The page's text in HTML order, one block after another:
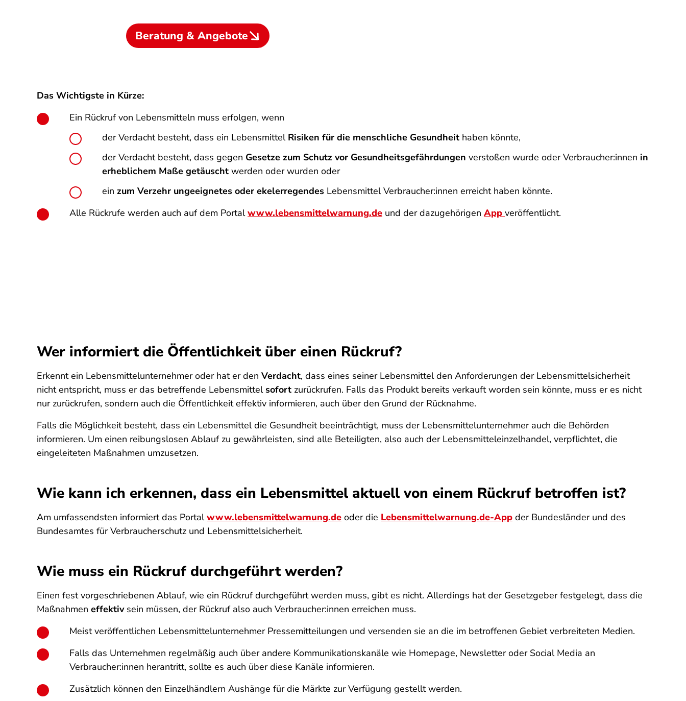
Beratung & Angebote
Das Wichtigste in Kürze:
Ein Rückruf von Lebensmitteln muss erfolgen, wenn
der Verdacht besteht, dass ein Lebensmittel Risiken für die menschliche Gesundheit haben könnte,
der Verdacht besteht, dass gegen Gesetze zum Schutz vor Gesundheitsgefährdungen verstoßen wurde oder Verbraucher:innen in
erheblichem Maße getäuscht werden oder wurden oder
ein zum Verzehr ungeeignetes oder ekelerregendes Lebensmittel Verbraucher:innen erreicht haben könnte.
Alle Rückrufe werden auch auf dem Portalwww.lebensmittelwarnung.de und der dazugehörigen App veröffentlicht.
Wer informiert die Öffentlichkeit über einen Rückruf?
Erkennt ein Lebensmittelunternehmer oder hat er den Verdacht, dass eines seiner Lebensmittel den Anforderungen der Lebensmittelsicherheit
nicht entspricht, muss er das betreffende Lebensmittel sofort zurückrufen. Falls das Produkt bereits verkauft worden sein könnte, muss er es nicht
nur zurückrufen, sondern auch die Öffentlichkeit effektiv informieren, auch über den Grund der Rücknahme.
Falls die Möglichkeit besteht, dass ein Lebensmittel die Gesundheit beeinträchtigt, muss der Lebensmittelunternehmer auch die Behörden
informieren. Um einen reibungslosen Ablauf zu gewährleisten, sind alle Beteiligten, also auch der Lebensmitteleinzelhandel, verpflichtet, die
eingeleiteten Maßnahmen umzusetzen.
Wie kann ich erkennen, dass ein Lebensmittel aktuell von einem Rückruf betroffen ist?
Am umfassendsten informiert das Portalwww.lebensmittelwarnung.de oder die Lebensmittelwarnung.de-App der Bundesländer und des
Bundesamtes für Verbraucherschutz und Lebensmittelsicherheit.
Wie muss ein Rückruf durchgeführt werden?
Einen fest vorgeschriebenen Ablauf, wie ein Rückruf durchgeführt werden muss, gibt es nicht. Allerdings hat der Gesetzgeber festgelegt, dass die
Maßnahmen effektivsein müssen, der Rückruf also auch Verbraucher:innen erreichen muss.
Meist veröffentlichen Lebensmittelunternehmer Pressemitteilungen und versenden sie an die im betroffenen Gebiet verbreiteten Medien.
Falls das Unternehmen regelmäßig auch über andere Kommunikationskanäle wie Homepage, Newsletter oder Social Media an
Verbraucher:innen herantritt, sollte es auch über diese Kanäle informieren.
Zusätzlich können den Einzelhändlern Aushänge für die Märkte zur Verfügung gestellt werden.